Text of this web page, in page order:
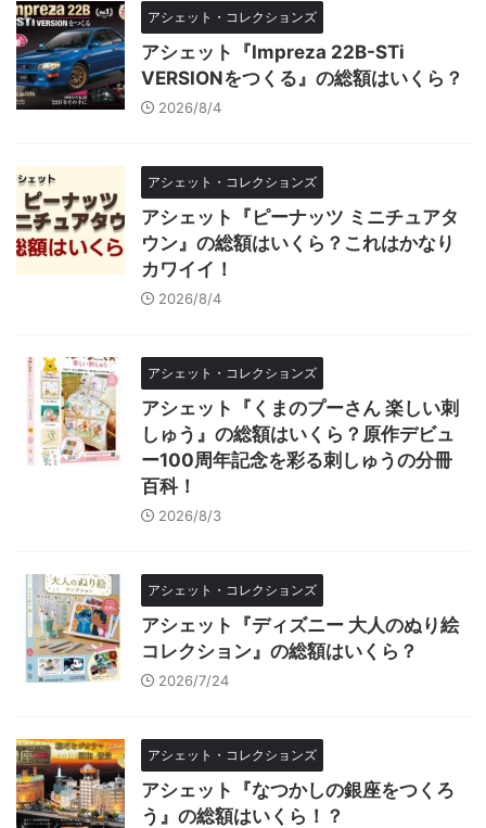
アシェット・コレクションズ
アシェット『Impreza 22B-STi
VERSIONをつくる』の総額はいくら？
2026/8/4
アシェット・コレクションズ
アシェット『ピーナッツ ミニチュアタ
ウン』の総額はいくら？これはかなり
カワイイ！
2026/8/4
アシェット・コレクションズ
アシェット『くまのプーさん 楽しい刺
しゅう』の総額はいくら？原作デビュ
ー100周年記念を彩る刺しゅうの分冊
百科！
2026/8/3
アシェット・コレクションズ
アシェット『ディズニー 大人のぬり絵
コレクション』の総額はいくら？
2026/7/24
アシェット・コレクションズ
アシェット『なつかしの銀座をつくろ
う』の総額はいくら！？